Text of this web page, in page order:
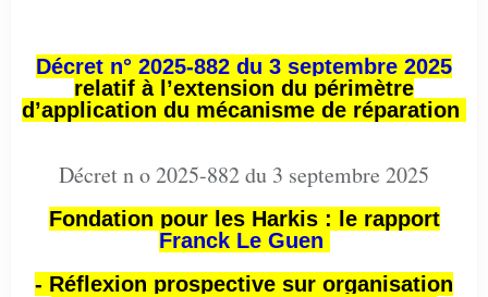
Décret n° 2025-882 du 3 septembre 2025
relatif à l’extension du périmètre
d’application du mécanisme de réparation
Décret n o 2025-882 du 3 septembre 2025
Fondation pour les Harkis : le rapport
Franck Le Guen
- Réflexion prospective sur organisation